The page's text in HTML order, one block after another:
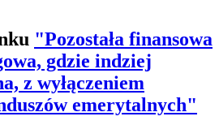
"Pozostała finansowa
gdzie indziej
z wyłączeniem
emerytalnych"